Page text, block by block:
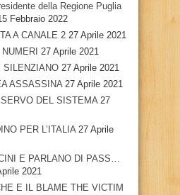
della Regione Puglia
Febbraio 2022
A CANALE 2 27 Aprile 2021
27 Aprile 2021
SILENZIANO 27 Aprile 2021
ASSASSINA 27 Aprile 2021
DEL SISTEMA 27
PER L’ITALIA 27 Aprile
E PARLANO DI PASS…
2021
E IL BLAME THE VICTIM